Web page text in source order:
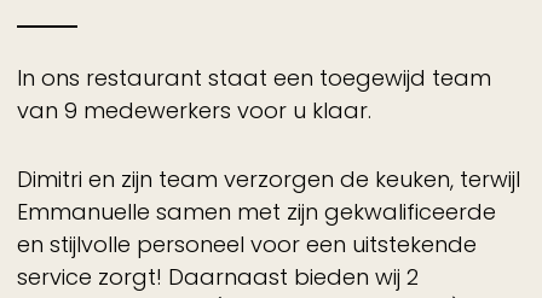
Team
NL FR
In ons restaurant staat een toegewijd team
van 9 medewerkers voor u klaar.
Dimitri en zijn team verzorgen de keuken, terwijl
Emmanuelle samen met zijn gekwalificeerde
en stijlvolle personeel voor een uitstekende
service zorgt! Daarnaast bieden wij 2